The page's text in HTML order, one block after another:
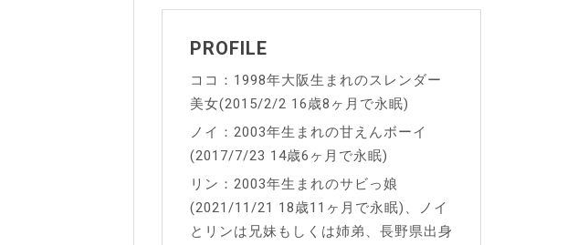
PROFILE
ココ：1998年大阪生まれのスレンダー
美女(2015/2/2 16歳8ヶ月で永眠)
ノイ：2003年生まれの甘えんボーイ
(2017/7/23 14歳6ヶ月で永眠)
リン：2003年生まれのサビっ娘
(2021/11/21 18歳11ヶ月で永眠)、ノイ
とリンは兄妹もしくは姉弟、長野県出身